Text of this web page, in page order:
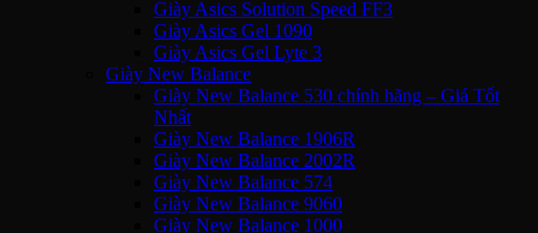
Giày Asics Solution Speed FF3
Giày Asics Gel 1090
Giày Asics Gel Lyte 3
Giày New Balance
Giày New Balance 530 chính hãng – Giá Tốt
Nhất
Giày New Balance 1906R
Giày New Balance 2002R
Giày New Balance 574
Giày New Balance 9060
Giày New Balance 1000